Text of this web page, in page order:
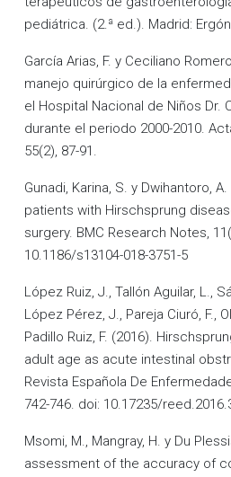
pediátrica. (2.ª ed.). Madrid:
García Arias, F. y Ceciliano
manejo quirúrgico de la
el Hospital Nacional de Niños Dr.
durante el periodo 2000-2010.
55(2), 87-91.
Gunadi, Karina, S. y Dwihantoro,
patients with Hirschsprung
surgery. BMC Research Notes,
10.1186/s13104-018-3751-5
López Ruiz, J., Tallón Aguilar, L.,
López Pérez, J., Pareja Ciuró, F.,
Padillo Ruiz, F. (2016).
adult age as acute intestinal
Revista Española De
742-746. doi: 10.17235/
Msomi, M., Mangray, H. y Du
assessment of the accuracy of